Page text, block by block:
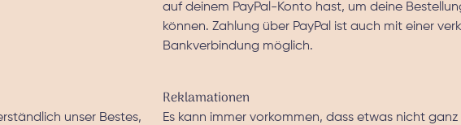
auf deinem PayPal-Konto hast, um deine
können. Zahlung über PayPal ist auch mit einer
Bankverbindung möglich.
unser Bestes,
Reklamationen
Es kann immer vorkommen, dass etwas nicht